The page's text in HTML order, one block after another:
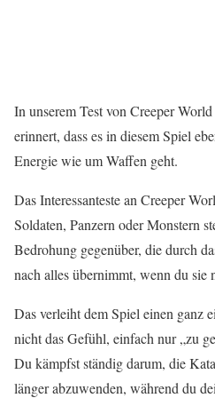
In unserem Test von Creeper
erinnert, dass es in diesem Spiel
Energie wie um Waffen geht.
Das Interessanteste an Creeper
Soldaten, Panzern oder Monstern
Bedrohung gegenüber, die durch
nach alles übernimmt, wenn du sie
Das verleiht dem Spiel einen ganz
nicht das Gefühl, einfach nur „zu
Du kämpfst ständig darum, die
länger abzuwenden, während du